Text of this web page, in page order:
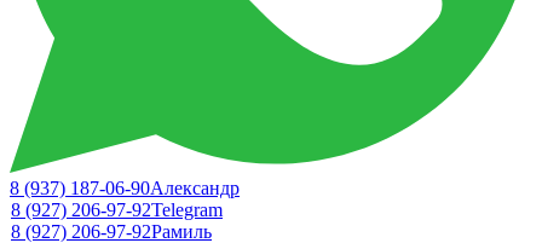
8 (937) 187-06-90Александр
8 (927) 206-97-92Telegram
8 (927) 206-97-92Рамиль